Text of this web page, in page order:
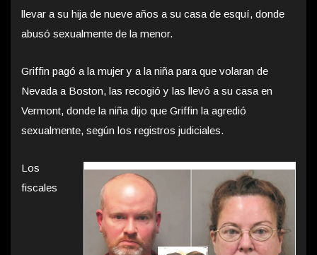
llevar a su hija de nueve años a su casa de esquí, donde
abusó sexualmente de la menor.
Griffin pagó a la mujer y a la niña para que volaran de
Nevada a Boston, las recogió y las llevó a su casa en
Vermont, donde la niña dijo que Griffin la agredió
sexualmente, según los registros judiciales.
Los
fiscales